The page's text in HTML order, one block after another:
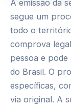
A emissão da
segue um
todo o
comprova
pessoa e
do Brasil. O
específicas,
via original. A